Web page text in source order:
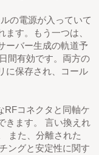
の電源が入っていて
す。もう一つは、
ーバー生成の軌道予
間有効です。両方の
に保存され、コール
RFコネクタと同軸ケ
きます。 言い換えれ
また、分離された
ングと安定性に関す